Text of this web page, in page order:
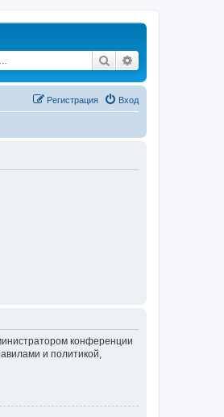
Поиск
Вход
Регистрация
конференции
и политикой,